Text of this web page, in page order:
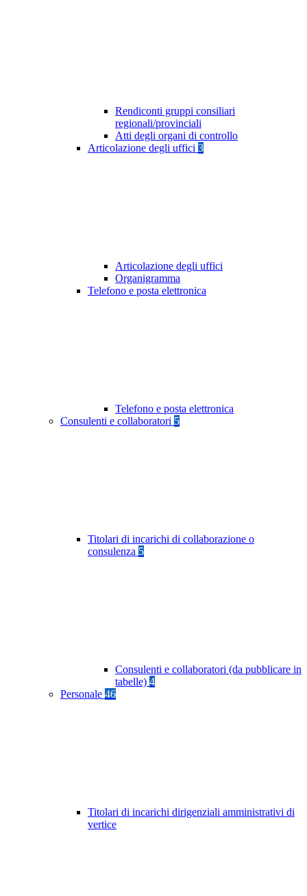
Rendiconti gruppi consiliari
regionali/provinciali
Atti degli organi di controllo
Articolazione degli uffici 3
Articolazione degli uffici
Organigramma
Telefono e posta elettronica
Telefono e posta elettronica
Consulenti e collaboratori 5
Titolari di incarichi di collaborazione o
consulenza 5
Consulenti e collaboratori (da pubblicare in
tabelle) 4
Personale 46
Titolari di incarichi dirigenziali amministrativi di
vertice